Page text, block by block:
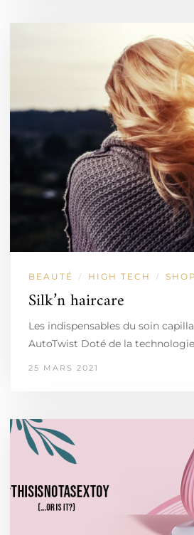
BEAUTÉ / HIGH TECH /
Silk’n haircare
Les indispensables du soin
AutoTwist Doté de la
25 MARS 2021